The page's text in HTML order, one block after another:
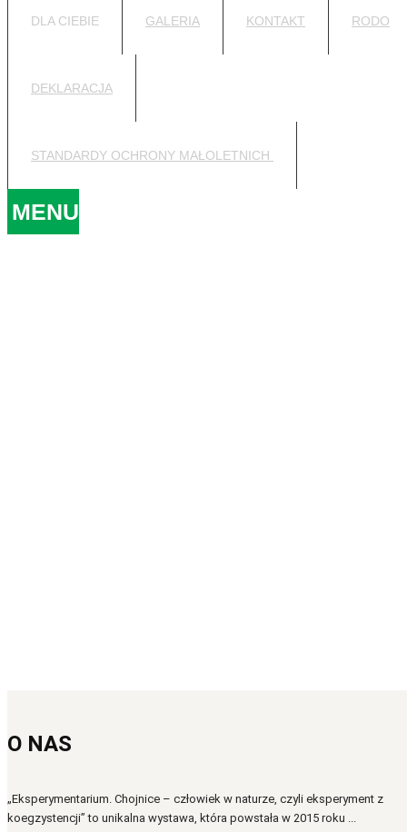
DLA CIEBIE GALERIA KONTAKT RODO
DEKLARACJA
STANDARDY OCHRONY MAŁOLETNICH
MENU
O NAS
„Eksperymentarium. Chojnice – człowiek w naturze, czyli eksperyment z
koegzystencji” to unikalna wystawa, która powstała w 2015 roku ...